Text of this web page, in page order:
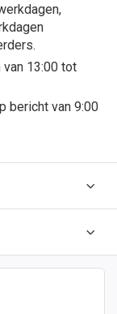
13:00 tot
bericht van 9:00